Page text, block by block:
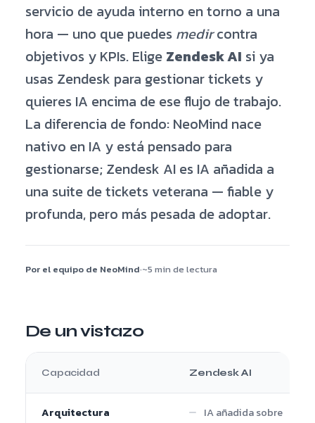
servicio de ayuda interno en torno a una
hora — uno que puedes medircontra
objetivos y KPIs. Elige Zendesk AI si ya
usas Zendesk para gestionar tickets y
quieres IA encima de ese flujo de trabajo.
La diferencia de fondo: NeoMind nace
nativo en IA y está pensado para
gestionarse; Zendesk AI es IA añadida a
una suite de tickets veterana — fiable y
profunda, pero más pesada de adoptar.
Por el equipo de NeoMind·~5 min de lectura
De un vistazo
Capacidad Zendesk AI
Arquitectura
IA añadida sobre